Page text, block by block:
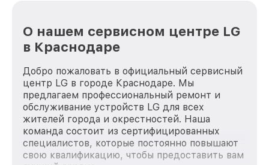
О нашем сервисном центре LG
в Краснодаре
Добро пожаловать в официальный сервисный
центр LG в городе Краснодаре. Мы
предлагаем профессиональный ремонт и
обслуживание устройств LG для всех
жителей города и окрестностей. Наша
команда состоит из сертифицированных
специалистов, которые постоянно повышают
свою квалификацию, чтобы предоставить вам